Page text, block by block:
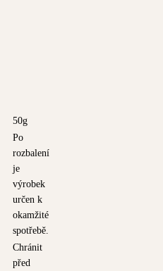
50g
Po
rozbalení
je
výrobek
určen k
okamžité
spotřebě.
Chránit
před